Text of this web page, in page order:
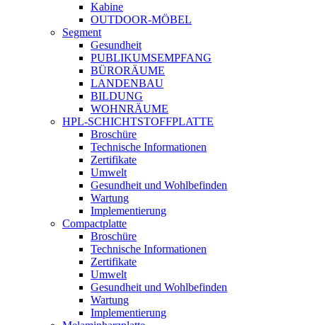
Kabine
OUTDOOR-MÖBEL
Segment
Gesundheit
PUBLIKUMSEMPFANG
BÜRORÄUME
LANDENBAU
BILDUNG
WOHNRÄUME
HPL-SCHICHTSTOFFPLATTE
Broschüre
Technische Informationen
Zertifikate
Umwelt
Gesundheit und Wohlbefinden
Wartung
Implementierung
Compactplatte
Broschüre
Technische Informationen
Zertifikate
Umwelt
Gesundheit und Wohlbefinden
Wartung
Implementierung